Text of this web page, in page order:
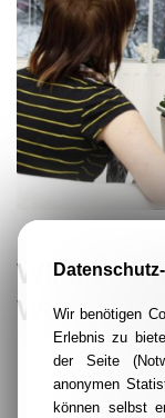
Wir bieten
Vermittlung
Beratung und
Angebote zur
Wir benötigen
Erlebnis zu
der Seite
anonymen
können selbst